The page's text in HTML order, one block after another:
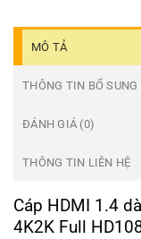
MÔ TẢ
THÔNG TIN BỔ SUNG
ĐÁNH GIÁ (0)
THÔNG TIN LIÊN HỆ
Cáp HDMI 1.4
4K2K Full